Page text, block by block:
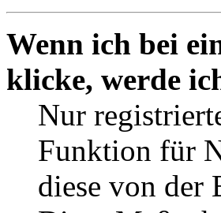
Wenn ich bei
klicke, werde
Nur
Funktion für
diese von der